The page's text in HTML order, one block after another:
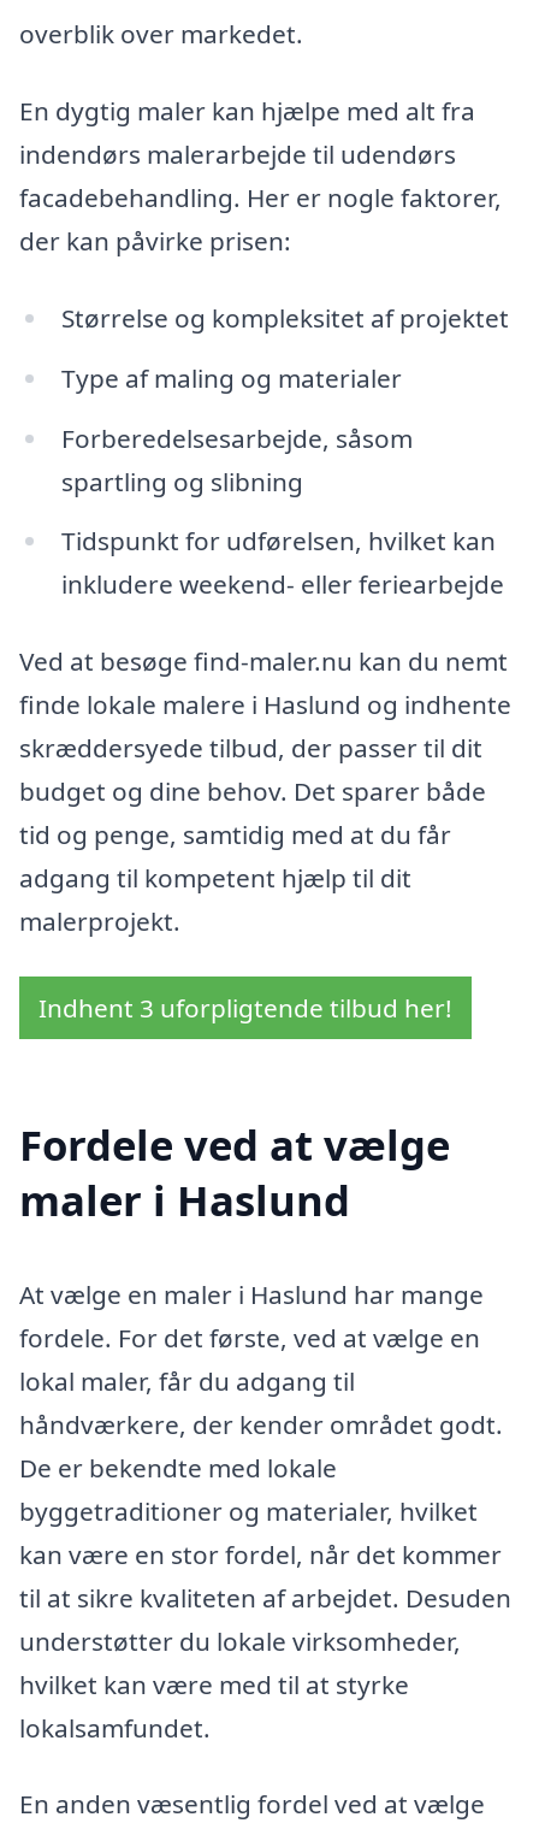
overblik over markedet.
En dygtig maler kan hjælpe med alt fra
indendørs malerarbejde til udendørs
facadebehandling. Her er nogle faktorer,
der kan påvirke prisen:
Størrelse og kompleksitet af projektet
Type af maling og materialer
Forberedelsesarbejde, såsom
spartling og slibning
Tidspunkt for udførelsen, hvilket kan
inkludere weekend- eller feriearbejde
Ved at besøge find-maler.nu kan du nemt
finde lokale malere i Haslund og indhente
skræddersyede tilbud, der passer til dit
budget og dine behov. Det sparer både
tid og penge, samtidig med at du får
adgang til kompetent hjælp til dit
malerprojekt.
Indhent 3 uforpligtende tilbud her!
Fordele ved at vælge
maler i Haslund
At vælge en maler i Haslund har mange
fordele. For det første, ved at vælge en
lokal maler, får du adgang til
håndværkere, der kender området godt.
De er bekendte med lokale
byggetraditioner og materialer, hvilket
kan være en stor fordel, når det kommer
til at sikre kvaliteten af arbejdet. Desuden
understøtter du lokale virksomheder,
hvilket kan være med til at styrke
lokalsamfundet.
En anden væsentlig fordel ved at vælge